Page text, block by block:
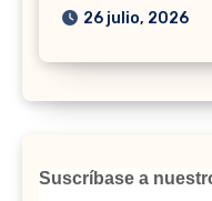
26 julio, 2026
Suscríbase a